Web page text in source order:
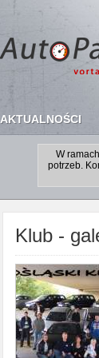
AKTUALNOŚCI
W
potrzeb.
Klub -